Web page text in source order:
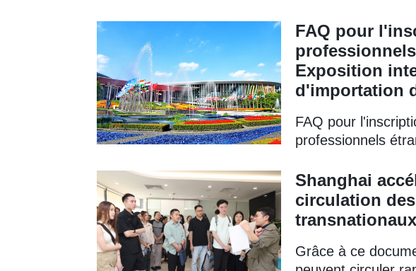
FAQ pour
Exposition
d'importation
FAQ pour
professionnels
Shanghai
circulation
Grâce à ce